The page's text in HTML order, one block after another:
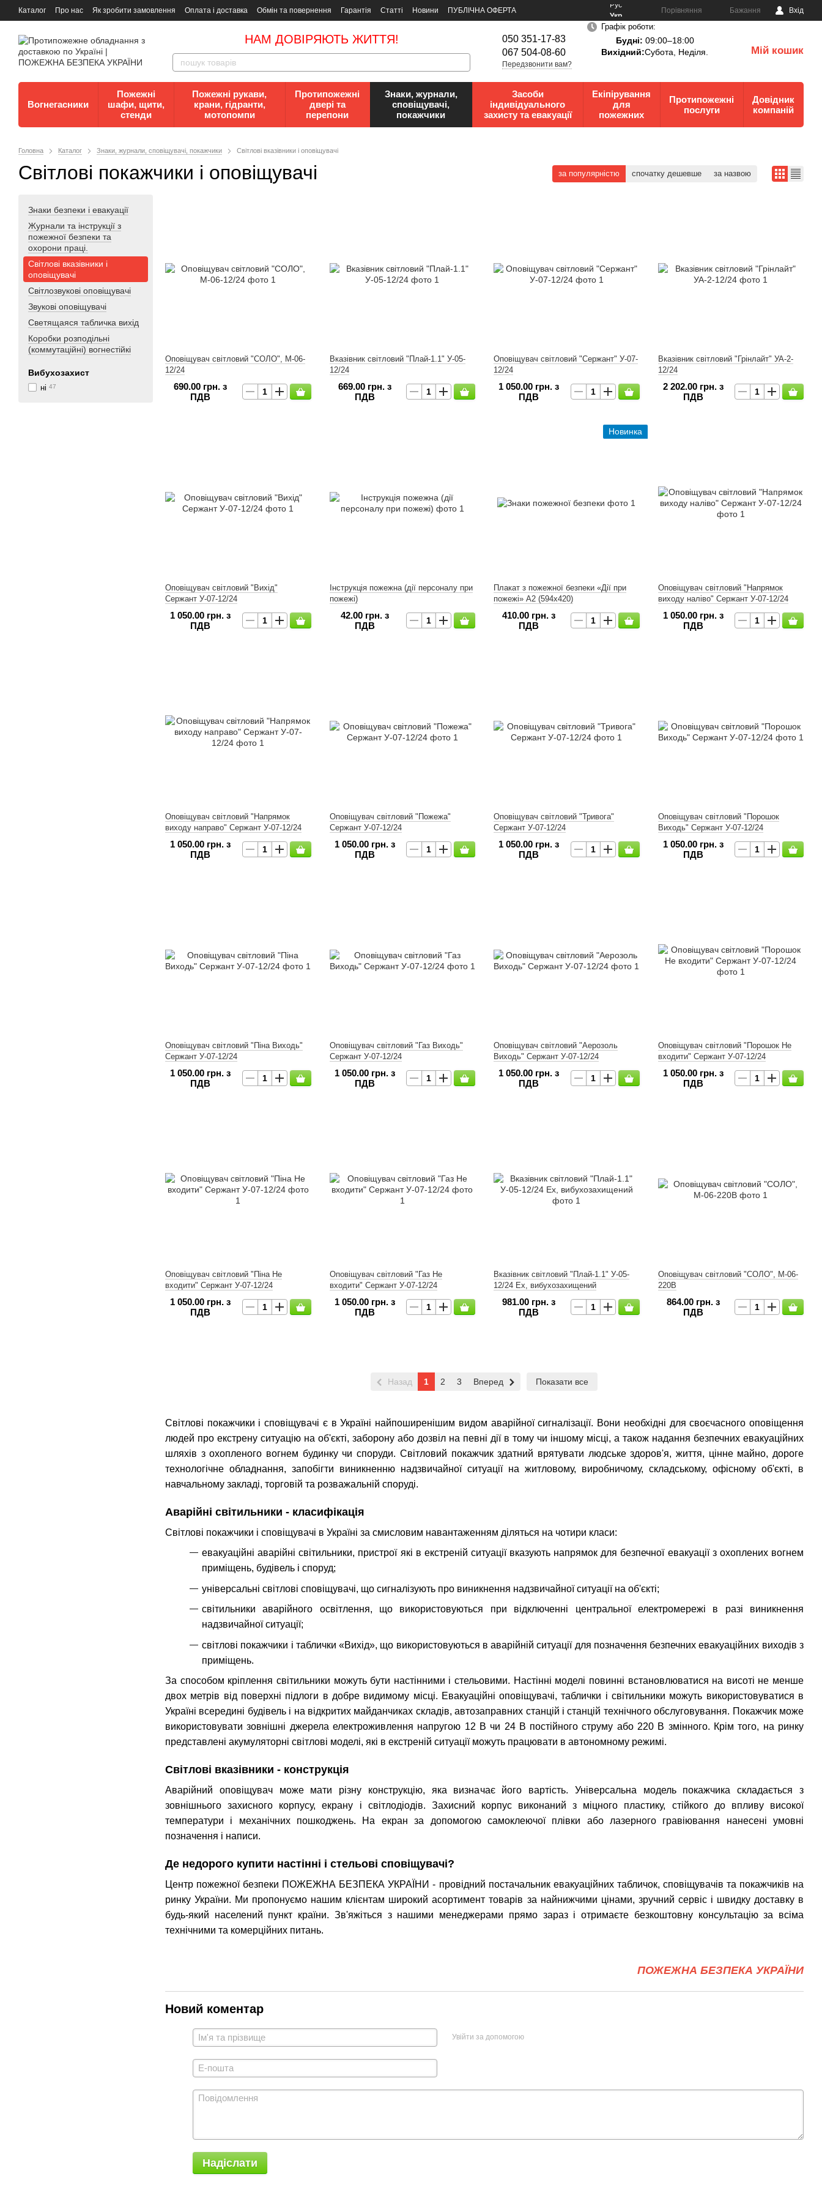
Каталог Про нас Як зробити замовлення Оплата і доставка Обмін та повернення Гарантія Статті Новини
ПУБЛІЧНА ОФЕРТА
Документи
Контакти Документи з пожежної безпеки
Рус
Укр
Порівняння Бажання Вхід
НАМ ДОВІРЯЮТЬ ЖИТТЯ!
050 351-17-83
067 504-08-60
Передзвонити вам?
Графік роботи:
Будні: 09:00–18:00
Вихідний:Субота, Неділя. Мій кошик
Вогнегасники
Пожежні
шафи, щити,
стенди
Пожежні рукави,
крани, гідранти,
мотопомпи
Протипожежні
двері та
перепони
Знаки, журнали,
сповіщувачі,
покажчики
Засоби
індивідуального
захисту та евакуації
Екіпірування
для
пожежних
Протипожежні
послуги
Довідник
компаній
Головна Каталог Знаки, журнали, сповіщувачі, покажчики Світлові вказівники і оповіщувачі
Світлові покажчики і оповіщувачі
Світлові покажчики і сповіщувачі є в Україні найпоширенішим видом аварійної сигналізації. Вони необхідні для своєчасного оповіщення
людей про екстрену ситуацію на об'єкті, заборону або дозвіл на певні дії в тому чи іншому місці, а також надання безпечних евакуаційних
шляхів з охопленого вогнем будинку чи споруди. Світловий покажчик здатний врятувати людське здоров'я, життя, цінне майно, дороге
технологічне обладнання, запобігти виникненню надзвичайної ситуації на житловому, виробничому, складському, офісному об'єкті, в
навчальному закладі, торговій та розважальній споруді.
Аварійні світильники - класифікація
Світлові покажчики і сповіщувачі в Україні за смисловим навантаженням діляться на чотири класи:
евакуаційні аварійні світильники, пристрої які в екстреній ситуації вказують напрямок для безпечної евакуації з охоплених вогнем
приміщень, будівель і споруд;
універсальні світлові сповіщувачі, що сигналізують про виникнення надзвичайної ситуації на об'єкті;
світильники аварійного освітлення, що використовуються при відключенні центральної електромережі в разі виникнення
надзвичайної ситуації;
світлові покажчики і таблички «Вихід», що використовуються в аварійній ситуації для позначення безпечних евакуаційних виходів з
приміщень.
За способом кріплення світильники можуть бути настінними і стельовими. Настінні моделі повинні встановлюватися на висоті не менше
двох метрів від поверхні підлоги в добре видимому місці. Евакуаційні оповіщувачі, таблички і світильники можуть використовуватися в
Україні всередині будівель і на відкритих майданчиках складів, автозаправних станцій і станцій технічного обслуговування. Покажчик може
використовувати зовнішні джерела електроживлення напругою 12 В чи 24 В постійного струму або 220 В змінного. Крім того, на ринку
представлені акумуляторні світлові моделі, які в екстреній ситуації можуть працювати в автономному режимі.
Світлові вказівники - конструкція
Аварійний оповіщувач може мати різну конструкцію, яка визначає його вартість. Універсальна модель покажчика складається з
зовнішнього захисного корпусу, екрану і світлодіодів. Захисний корпус виконаний з міцного пластику, стійкого до впливу високої
температури і механічних пошкоджень. На екран за допомогою самоклеючої плівки або лазерного гравіювання нанесені умовні
позначення і написи.
Де недорого купити настінні і стельові сповіщувачі?
Центр пожежної безпеки ПОЖЕЖНА БЕЗПЕКА УКРАЇНИ - провідний постачальник евакуаційних табличок, сповіщувачів та покажчиків на
ринку України. Ми пропонуємо нашим клієнтам широкий асортимент товарів за найнижчими цінами, зручний сервіс і швидку доставку в
будь-який населений пункт країни. Зв'яжіться з нашими менеджерами прямо зараз і отримаєте безкоштовну консультацію за всіма
технічними та комерційних питань.
ПОЖЕЖНА БЕЗПЕКА УКРАЇНИ
за популярністю спочатку дешевше за назвою
Оповіщувач світловий "СОЛО", М-06-
12/24
690.00 грн. з
ПДВ
Вказівник світловий "Плай-1.1" У-05-
12/24
669.00 грн. з
ПДВ
Оповіщувач світловий "Сержант" У-07-
12/24
1 050.00 грн. з
ПДВ
Вказівник світловий "Грінлайт" УА-2-
12/24
2 202.00 грн. з
ПДВ
Оповіщувач світловий "Вихід"
Сержант У-07-12/24
1 050.00 грн. з
ПДВ
Інструкція пожежна (дії персоналу при
пожежі)
42.00 грн. з
ПДВ
Новинка
Плакат з пожежної безпеки «Дії при
пожежі» А2 (594х420)
410.00 грн. з
ПДВ
Оповіщувач світловий "Напрямок
виходу наліво" Сержант У-07-12/24
1 050.00 грн. з
ПДВ
Оповіщувач світловий "Напрямок
виходу направо" Сержант У-07-12/24
1 050.00 грн. з
ПДВ
Оповіщувач світловий "Пожежа"
Сержант У-07-12/24
1 050.00 грн. з
ПДВ
Оповіщувач світловий "Тривога"
Сержант У-07-12/24
1 050.00 грн. з
ПДВ
Оповіщувач світловий "Порошок
Виходь" Сержант У-07-12/24
1 050.00 грн. з
ПДВ
Оповіщувач світловий "Піна Виходь"
Сержант У-07-12/24
1 050.00 грн. з
ПДВ
Оповіщувач світловий "Газ Виходь"
Сержант У-07-12/24
1 050.00 грн. з
ПДВ
Оповіщувач світловий "Аерозоль
Виходь" Сержант У-07-12/24
1 050.00 грн. з
ПДВ
Оповіщувач світловий "Порошок Не
входити" Сержант У-07-12/24
1 050.00 грн. з
ПДВ
Оповіщувач світловий "Піна Не
входити" Сержант У-07-12/24
1 050.00 грн. з
ПДВ
Оповіщувач світловий "Газ Не
входити" Сержант У-07-12/24
1 050.00 грн. з
ПДВ
Вказівник світловий "Плай-1.1" У-05-
12/24 Ex, вибухозахищений
981.00 грн. з
ПДВ
Оповіщувач світловий "СОЛО", М-06-
220В
864.00 грн. з
ПДВ
Назад 1 2 3 Вперед Показати все
Новий коментар
Увійти за допомогою
Надіслати
Знаки безпеки і евакуації
Журнали та інструкції з
пожежної безпеки та
охорони праці.
Світлові вказівники і
оповіщувачі
Світлозвукові оповіщувачі
Звукові оповіщувачі
Светящаяся табличка вихід
Коробки розподільні
(коммутаційні) вогнестійкі
Вибухозахист
ні 47